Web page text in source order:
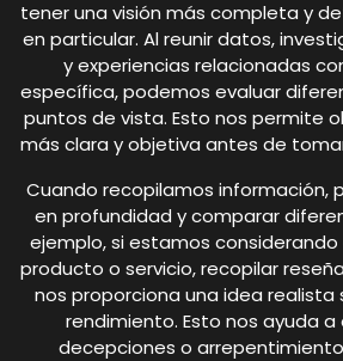
tener una visión más completa y
en particular. Al reunir datos,
y experiencias relacionadas
específica, podemos evaluar
puntos de vista. Esto nos permite
más clara y objetiva antes de
Cuando recopilamos información,
en profundidad y comparar
ejemplo, si estamos
producto o servicio, recopilar
nos proporciona una idea realista
rendimiento. Esto nos ayuda
decepciones o